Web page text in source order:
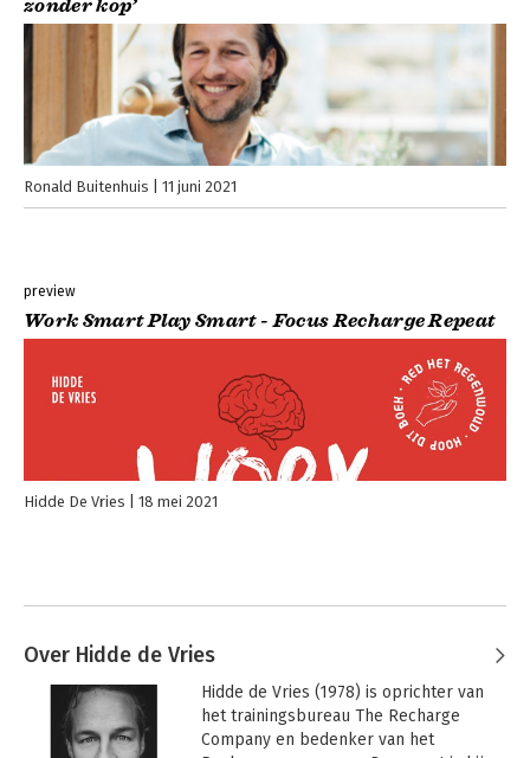
zonder kop’
Ronald Buitenhuis 11 juni 2021
preview
Work Smart Play Smart - Focus Recharge Repeat
Hidde De Vries 18 mei 2021
Over Hidde de Vries
Hidde de Vries (1978) is oprichter van
het trainingsbureau The Recharge
Company en bedenker van het